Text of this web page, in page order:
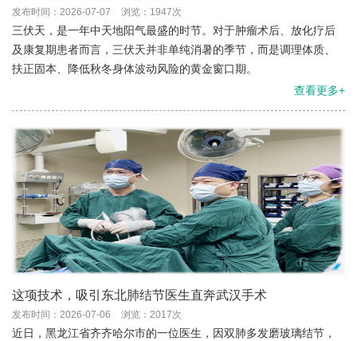
发布时间：2026-07-07 浏览：1947次
三伏天，是一年中天地阳气最盛的时节。对于肿瘤术后、放化疗后
及康复期患者而言，三伏天并非单纯消暑的季节，而是调理体质、
扶正固本、降低秋冬身体波动风险的黄金窗口期。
查看更多+
这项技术，吸引东北肺结节医生直奔武汉手术
发布时间：2026-07-06 浏览：2017次
近日，黑龙江省齐齐哈尔市的一位医生，因双肺多发磨玻璃结节，